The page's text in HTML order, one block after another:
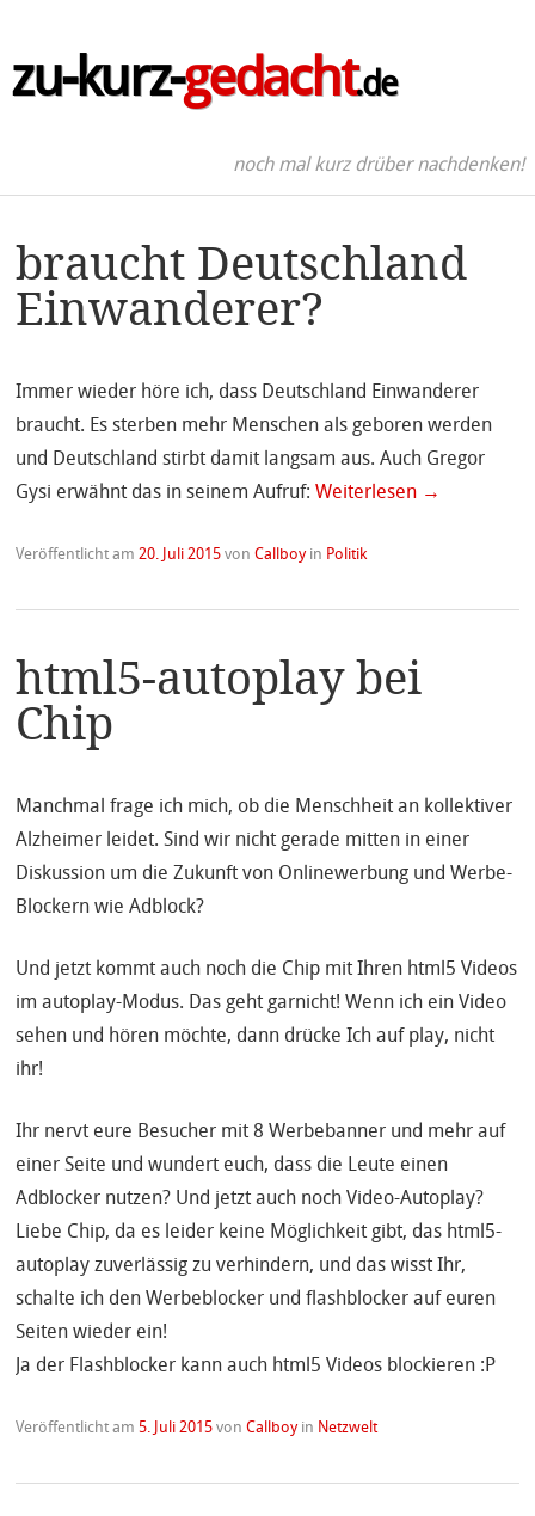
zu-kurz-gedacht.de
noch mal kurz drüber nachdenken!
braucht Deutschland
Einwanderer?
Immer wieder höre ich, dass Deutschland Einwanderer
braucht. Es sterben mehr Menschen als geboren werden
und Deutschland stirbt damit langsam aus. Auch Gregor
Gysi erwähnt das in seinem Aufruf:Weiterlesen →
Veröffentlicht am 20. Juli 2015 vonCallboy in Politik
html5-autoplay bei
Chip
Manchmal frage ich mich, ob die Menschheit an kollektiver
Alzheimer leidet. Sind wir nicht gerade mitten in einer
Diskussion um die Zukunft von Onlinewerbung und Werbe-
Blockern wie Adblock?
Und jetzt kommt auch noch die Chip mit Ihren html5 Videos
im autoplay-Modus. Das geht garnicht! Wenn ich ein Video
sehen und hören möchte, dann drücke Ich auf play, nicht
ihr!
Ihr nervt eure Besucher mit 8 Werbebanner und mehr auf
einer Seite und wundert euch, dass die Leute einen
Adblocker nutzen? Und jetzt auch noch Video-Autoplay?
Liebe Chip, da es leider keine Möglichkeit gibt, das html5-
autoplay zuverlässig zu verhindern, und das wisst Ihr,
schalte ich den Werbeblocker und flashblocker auf euren
Seiten wieder ein!
Ja der Flashblocker kann auch html5 Videos blockieren :P
Veröffentlicht am5. Juli 2015 vonCallboy in Netzwelt